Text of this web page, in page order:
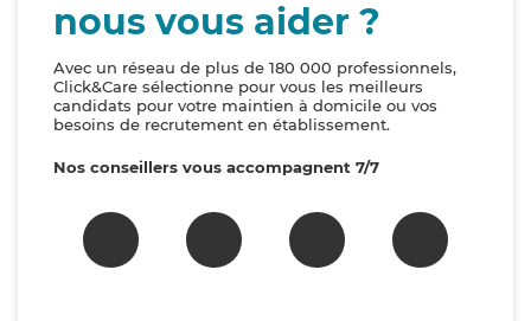
nous vous aider ?
Avec un réseau de plus de 180 000 professionnels,
Click&Care sélectionne pour vous les meilleurs
candidats pour votre maintien à domicile ou vos
besoins de recrutement en établissement.
Nos conseillers vous accompagnent 7/7